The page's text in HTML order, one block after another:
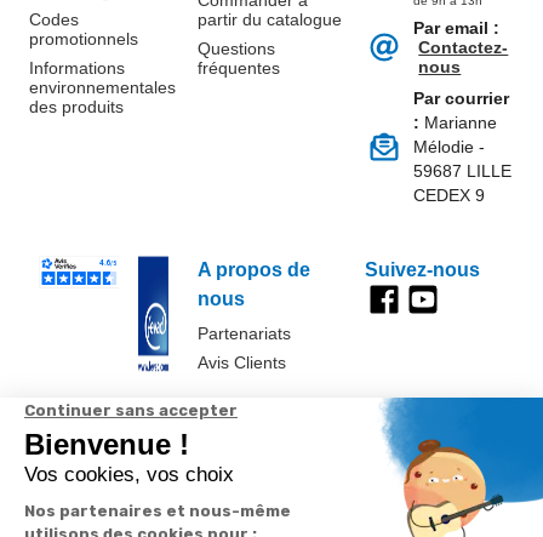
Codes
promotionnels
Informations
environnementales
des produits
partir du catalogue
Questions
fréquentes
A propos de
nous
Partenariats
Avis Clients
Par email :
Contactez-
nous
Par courrier
: Marianne
Mélodie -
59687 LILLE
CEDEX 9
Suivez-nous
Données
personnelles et
cookies
Paramétrer
les cookies
Conditions
générales de